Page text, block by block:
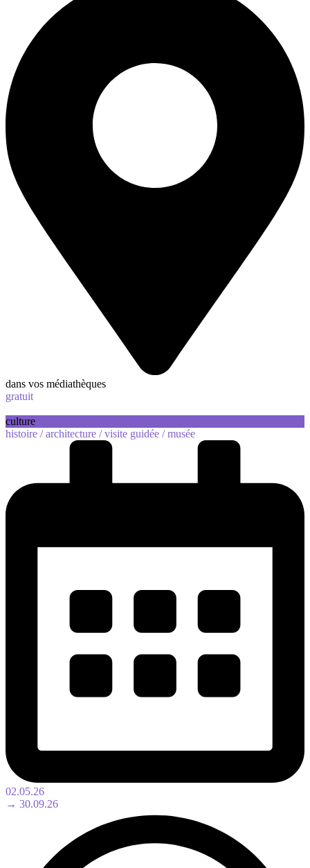
dans vos médiathèques
gratuit
culture
histoire /architecture /visite guidée /musée
02.05.26
→ 30.09.26